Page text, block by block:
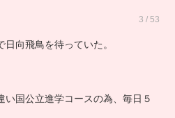
3 / 53
向飛鳥を待っていた。
い国公立進学コースの為、毎日５